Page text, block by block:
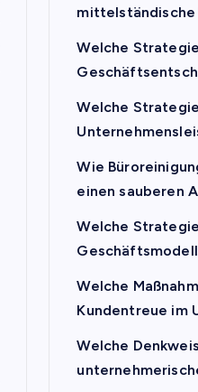
mittelständische
Welche
Welche
Wie
einen sauberen
Welche
Welche
Kundentreue im
Welche